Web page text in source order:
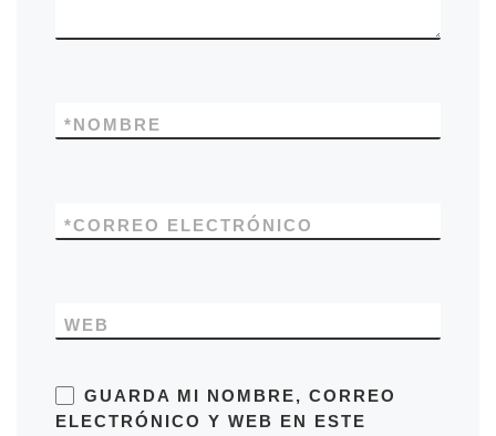
NOMBRE
*
CORREO ELECTRÓNICO
*
WEB
GUARDA MI NOMBRE, CORREO
ELECTRÓNICO Y WEB EN ESTE